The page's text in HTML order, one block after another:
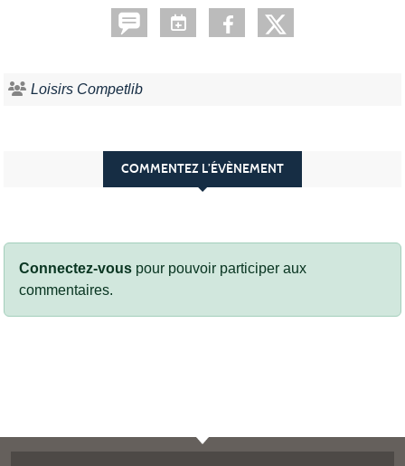
Loisirs Competlib
COMMENTEZ L’ÉVÈNEMENT
Connectez-vous pour pouvoir participer aux
commentaires.